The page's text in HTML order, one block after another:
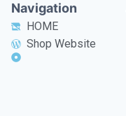
Navigation
HOME
Shop Website